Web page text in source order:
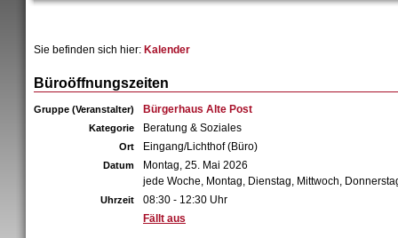
Sie befinden sich hier: Kalender
Büroöffnungszeiten
Gruppe (Veranstalter) Bürgerhaus Alte Post
Kategorie Beratung & Soziales
Ort Eingang/Lichthof (Büro)
Datum
Montag, 25. Mai 2026
jede Woche, Montag, Dienstag, Mittwoch,
Uhrzeit
08:30 - 12:30 Uhr
Fällt aus